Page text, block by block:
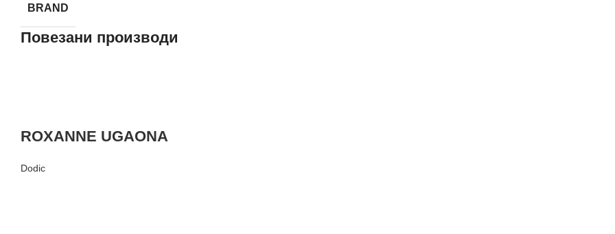
BRAND
Повезани производи
ROXANNE UGAONA
Dodic